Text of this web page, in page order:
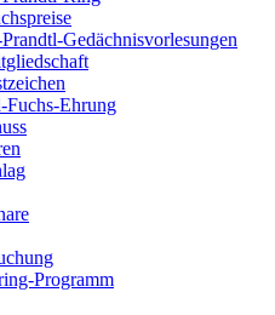
Gedächnisvorlesungen
Fuchs-Ehrung
Programm